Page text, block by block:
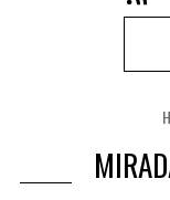
c
h